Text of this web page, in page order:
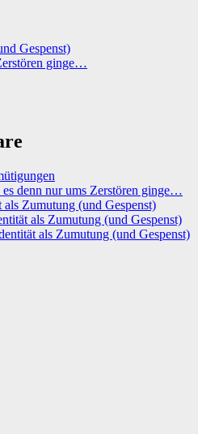
Gespenst)
ginge…
es denn nur ums Zerstören ginge…
als Zumutung (und Gespenst)
als Zumutung (und Gespenst)
als Zumutung (und Gespenst)